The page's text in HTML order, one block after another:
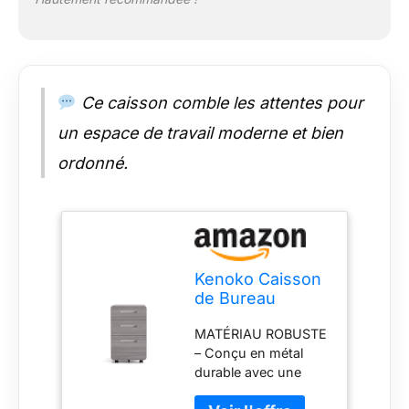
COMPACTES –
(40x50x60 cm),
pour une tranquillité
d’esprit.
Ce caisson comble les attentes pour
un espace de travail moderne et bien
ordonné.
Kenoko Caisson
de Bureau
Moderne IWA
avec 3 Tiroirs |
Meuble
Rangement
MATÉRIAU ROBUSTE
– Conçu en métal
durable avec une